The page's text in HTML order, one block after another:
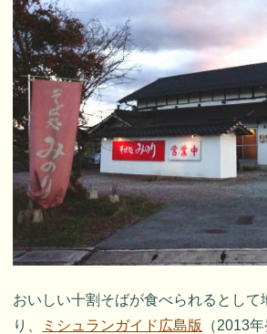
おいしい十割そばが食べられるとして
り、
ミシュランガイド広島版
（2013